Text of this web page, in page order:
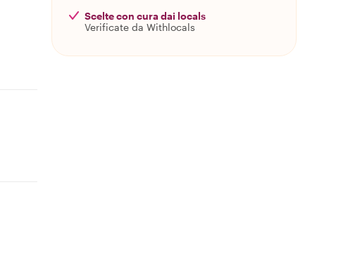
Scelte con cura dai locals
Verificate da Withlocals